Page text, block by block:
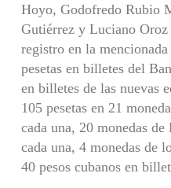
Hoyo, Godofredo Rubio
Gutiérrez y Luciano
registro en la
pesetas en billetes del
en billetes de las nuevas
105 pesetas en 21
cada una, 20 monedas
cada una, 4 monedas de
40 pesos cubanos en